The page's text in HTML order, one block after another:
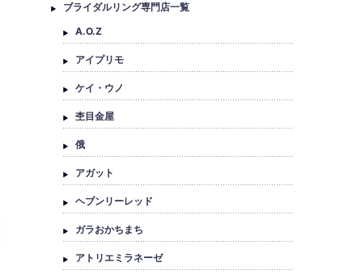
ブライダルリング専門店一覧
A.O.Z
アイプリモ
ケイ・ウノ
杢目金屋
俄
アガット
ヘブンリーレッド
ガラおかちまち
アトリエミラネーゼ